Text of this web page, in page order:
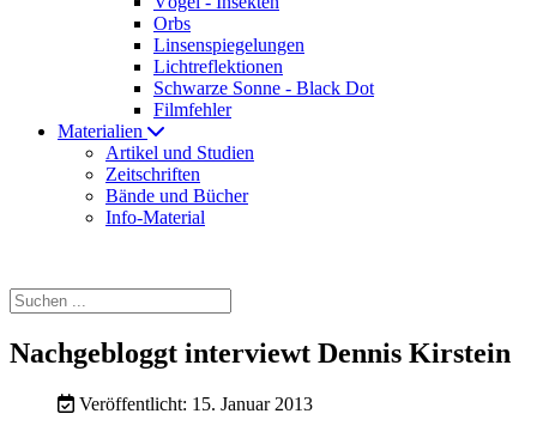
Orbs
Linsenspiegelungen
Lichtreflektionen
Schwarze Sonne - Black Dot
Filmfehler
Materialien
Artikel und Studien
Zeitschriften
Bände und Bücher
Info-Material
Nachgebloggt interviewt Dennis Kirstein
Veröffentlicht: 15. Januar 2013